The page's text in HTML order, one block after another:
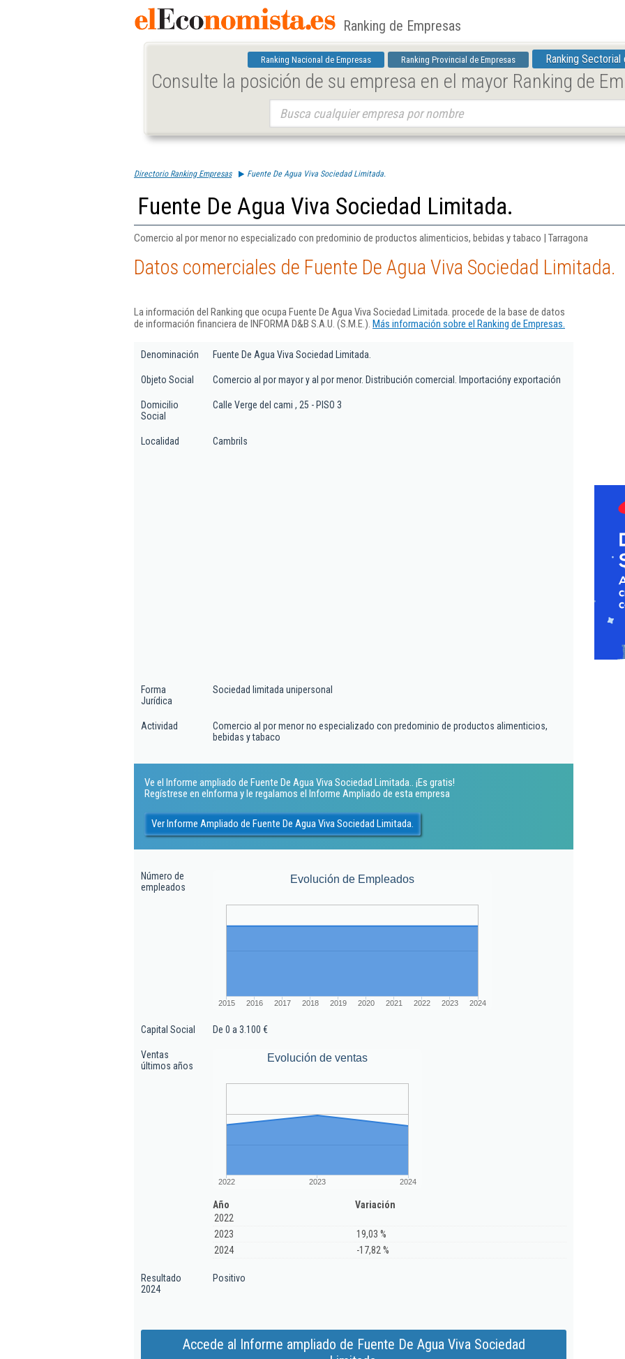
Ranking de Empresas
Ranking Nacional de Empresas Ranking Provincial de Empresas Ranking Sectorial
Consulte la posición de su empresa en el mayor Ranking de
Directorio Ranking Empresas Fuente De Agua Viva Sociedad Limitada.
Fuente De Agua Viva Sociedad Limitada.
Comercio al por menor no especializado con predominio de productos alimenticios, bebidas y tabaco | Tarragona
Datos comerciales de Fuente De Agua Viva Sociedad Limitada.
La información del Ranking que ocupa Fuente De Agua Viva Sociedad Limitada. procede de la base de datos
de información financiera de INFORMA D&B S.A.U. (S.M.E.). Más información sobre el Ranking de Empresas.
Denominación Fuente De Agua Viva Sociedad Limitada.
Objeto Social Comercio al por mayor y al por menor. Distribución comercial. Importacióny exportación
Domicilio
Social
Calle Verge del cami , 25 - PISO 3
Localidad Cambrils
Forma
Jurídica
Sociedad limitada unipersonal
Actividad
Comercio al por menor no especializado con predominio de productos alimenticios,
bebidas y tabaco
Ve el Informe ampliado de Fuente De Agua Viva Sociedad Limitada.. ¡Es gratis!
Regístrese en eInforma y le regalamos el Informe Ampliado de esta empresa
Ver Informe Ampliado de Fuente De Agua Viva Sociedad Limitada.
Número de
empleados
Evolución de Empleados
2015 2016 2017 2018 2019 2020 2021 2022 2023 2024
Capital Social De 0 a 3.100 €
Ventas
últimos años
Evolución de ventas
2022 2023 2024
Año
Variación
2022
2023
19,03 %
2024
-17,82 %
Resultado
2024
Positivo
Accede al Informe ampliado de Fuente De Agua Viva Sociedad